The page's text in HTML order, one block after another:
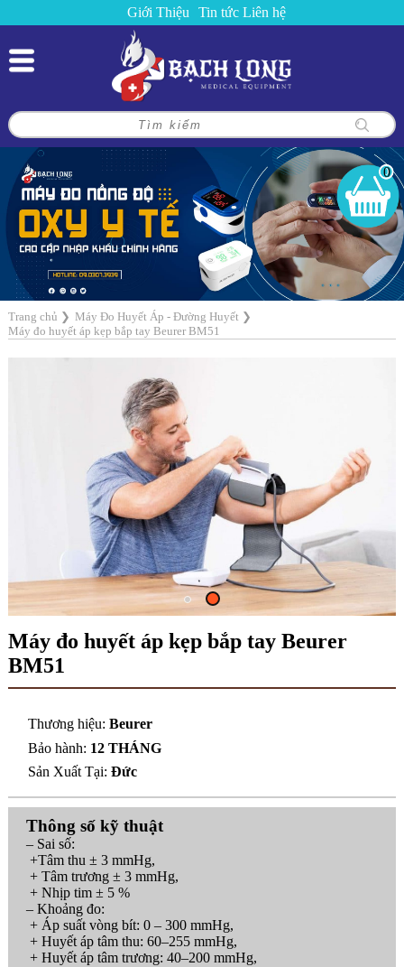
Giới Thiệu Tin tức Liên hệ
0
Trang chủ ❯ Máy Đo Huyết Áp - Đường Huyết❯
Máy đo huyết áp kẹp bắp tay Beurer BM51
Máy đo huyết áp kẹp bắp tay Beurer
BM51
Thương hiệu:Beurer
Bảo hành: 12 THÁNG
Sản Xuất Tại:Đức
Thông số kỹ thuật
– Sai số:
+Tâm thu ± 3 mmHg,
+ Tâm trương ± 3 mmHg,
+ Nhịp tim ± 5 %
– Khoảng đo:
+ Áp suất vòng bít: 0 – 300 mmHg,
+ Huyết áp tâm thu: 60–255 mmHg,